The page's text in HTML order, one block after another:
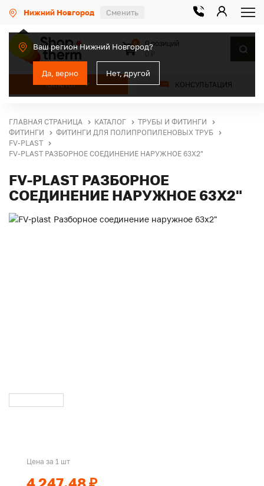
Нижний Новгород Сменить
Ваш регион Нижний Новгород?
Да, верно Нет, другой
КАТАЛОГ КОНСУЛЬТАЦИЯ
0
0 позиций
ГЛАВНАЯ СТРАНИЦА КАТАЛОГ
ТРУБЫ И ФИТИНГИ
ФИТИНГИ
ФИТИНГИ ДЛЯ ПОЛИПРОПИЛЕНОВЫХ ТРУБ
FV-PLAST
FV-PLAST РАЗБОРНОЕ СОЕДИНЕНИЕ НАРУЖНОЕ 63Х2"
FV-PLAST РАЗБОРНОЕ
СОЕДИНЕНИЕ НАРУЖНОЕ 63Х2"
Цена за 1 шт